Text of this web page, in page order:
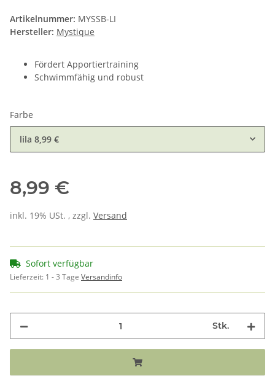
Artikelnummer: MYSSB-LI
Hersteller: Mystique
Fördert Apportiertraining
Schwimmfähig und robust
Farbe
lila 8,99 €
8,99 €
inkl. 19% USt. , zzgl. Versand
Sofort verfügbar
Lieferzeit: 1 - 3 Tage Versandinfo
Stk.